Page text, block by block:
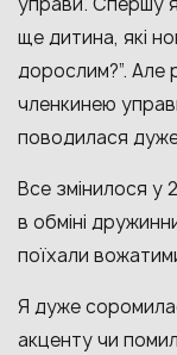
ще дитина, які
дорослим?”.
членкинею
поводилася
Все змінилося у
в обміні
поїхали
Я дуже
акценту чи